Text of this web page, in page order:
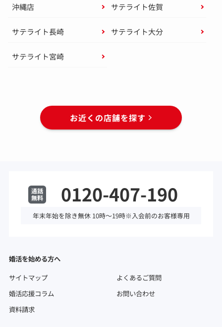
沖縄店 サテライト佐賀
サテライト長崎 サテライト大分
サテライト宮崎
お近くの店舗を探す
0120-407-190
年末年始を除き無休 10時～19時※入会前のお客様専用
婚活を始める方へ
サイトマップ
よくあるご質問
婚活応援コラム
お問い合わせ
資料請求